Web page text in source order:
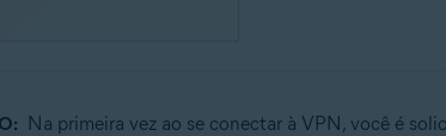
Na primeira vez ao se conectar à VPN, você é